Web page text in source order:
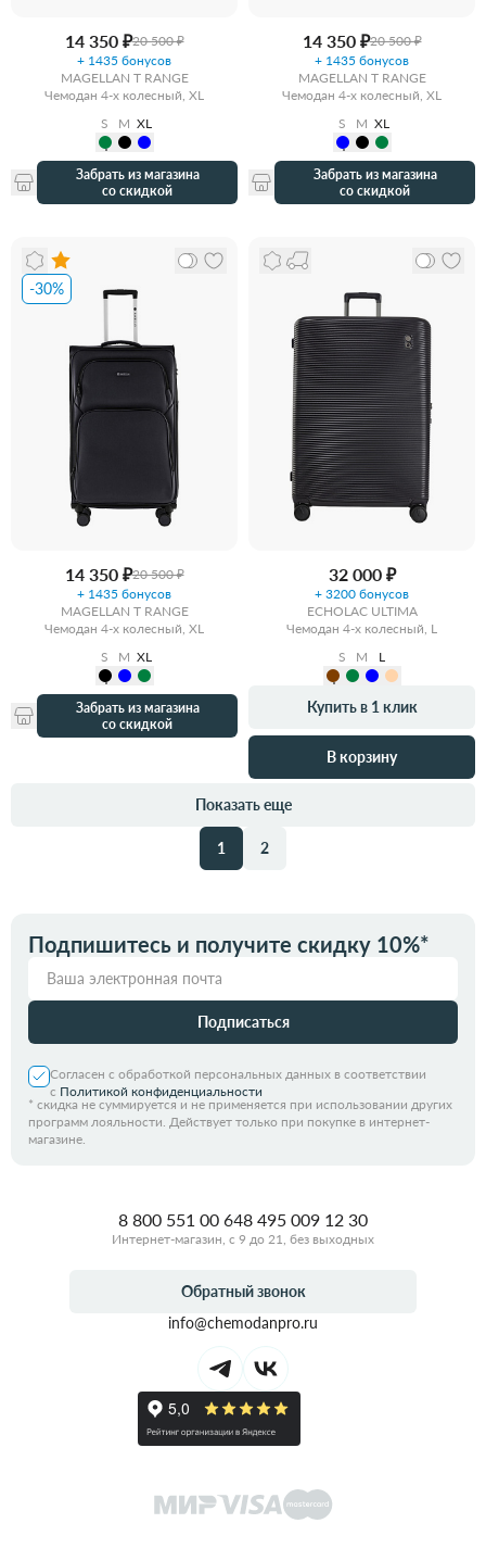
14 350 ₽20 500 ₽
+ 1435 бонусов
MAGELLAN T RANGE
Чемодан 4-х колесный, XL
S
M XL
Забрать из магазина
со скидкой
14 350 ₽20 500 ₽
+ 1435 бонусов
MAGELLAN T RANGE
Чемодан 4-х колесный, XL
S
M XL
Забрать из магазина
со скидкой
-30%
14 350 ₽20 500 ₽
+ 1435 бонусов
MAGELLAN T RANGE
Чемодан 4-х колесный, XL
S
M XL
Забрать из магазина
со скидкой
32 000 ₽
+ 3200 бонусов
ECHOLAC ULTIMA
Чемодан 4-х колесный, L
S
M L
Купить в 1 клик
В корзину
Показать еще
1 2
Подпишитесь и получите скидку 10%*
Подписаться
Согласен с обработкой персональных данных в соответствии
с Политикой конфиденциальности
* скидка не суммируется и не применяется при использовании других
программ лояльности. Действует только при покупке в интернет-
магазине.
8 800 551 00 648 495 009 12 30
Интернет-магазин, с 9 до 21, без выходных
Обратный звонок
info@chemodanpro.ru